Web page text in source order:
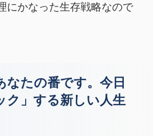
にかなった生存戦略なので
なたの番です。今日
ク」する新しい人生